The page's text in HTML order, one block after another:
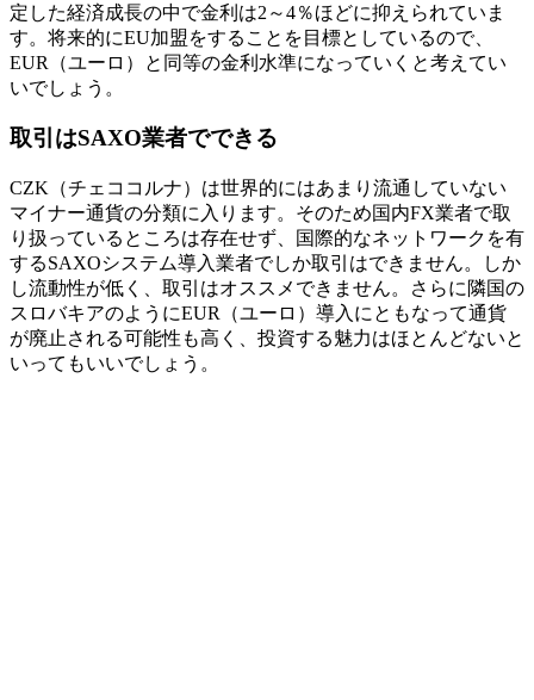
定した経済成長の中で金利は2～4％ほどに抑えられていま
す。将来的にEU加盟をすることを目標としているので、
EUR（ユーロ）と同等の金利水準になっていくと考えてい
いでしょう。
取引はSAXO業者でできる
CZK（チェココルナ）は世界的にはあまり流通していない
マイナー通貨の分類に入ります。そのため国内FX業者で取
り扱っているところは存在せず、国際的なネットワークを有
するSAXOシステム導入業者でしか取引はできません。しか
し流動性が低く、取引はオススメできません。さらに隣国の
スロバキアのようにEUR（ユーロ）導入にともなって通貨
が廃止される可能性も高く、投資する魅力はほとんどないと
いってもいいでしょう。